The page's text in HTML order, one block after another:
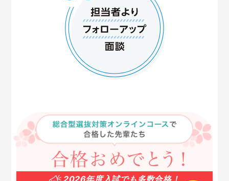
2026年度入試でも多数合格！